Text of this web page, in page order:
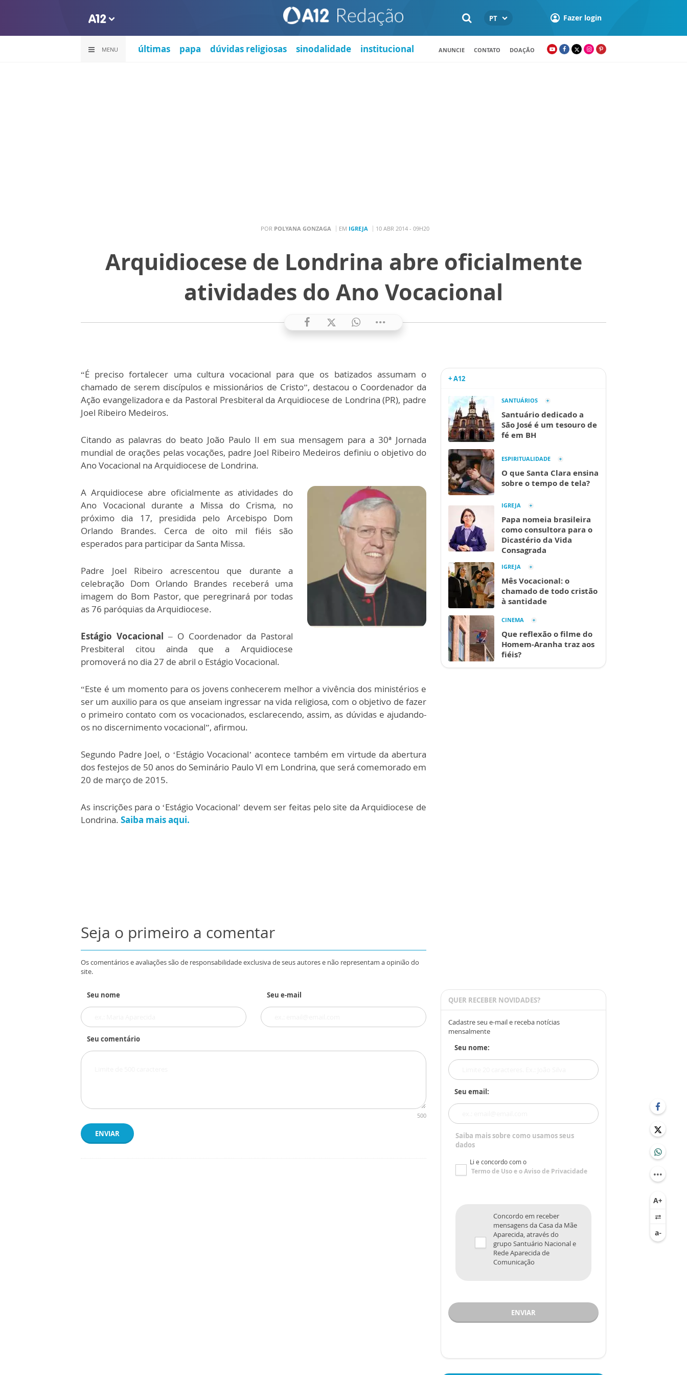
PT Fazer login
MENU últimas papa dúvidas religiosas sinodalidade institucional ANUNCIE CONTATO DOAÇÃO
POR POLYANA GONZAGA EM IGREJA 10 ABR 2014 - 09H20
Arquidiocese de Londrina abre oficialmente
atividades do Ano Vocacional
“É preciso fortalecer uma cultura vocacional para que os batizados assumam o
chamado de serem discípulos e missionários de Cristo”, destacou o Coordenador da
Ação evangelizadora e da Pastoral Presbiteral da Arquidiocese de Londrina (PR), padre
Joel Ribeiro Medeiros.
Citando as palavras do beato João Paulo II em sua mensagem para a 30ª Jornada
mundial de orações pelas vocações, padre Joel Ribeiro Medeiros definiu o objetivo do
Ano Vocacional na Arquidiocese de Londrina.
A Arquidiocese abre oficialmente as atividades do
Ano Vocacional durante a Missa do Crisma, no
próximo dia 17, presidida pelo Arcebispo Dom
Orlando Brandes. Cerca de oito mil fiéis são
esperados para participar da Santa Missa.
Padre Joel Ribeiro acrescentou que durante a
celebração Dom Orlando Brandes receberá uma
imagem do Bom Pastor, que peregrinará por todas
as 76 paróquias da Arquidiocese.
Estágio Vocacional – O Coordenador da Pastoral
Presbiteral citou ainda que a Arquidiocese
promoverá no dia 27 de abril o Estágio Vocacional.
“Este é um momento para os jovens conhecerem melhor a vivência dos ministérios e
ser um auxilio para os que anseiam ingressar na vida religiosa, com o objetivo de fazer
o primeiro contato com os vocacionados, esclarecendo, assim, as dúvidas e ajudando-
os no discernimento vocacional”, afirmou.
Segundo Padre Joel, o ‘Estágio Vocacional’ acontece também em virtude da abertura
dos festejos de 50 anos do Seminário Paulo VI em Londrina, que será comemorado em
20 de março de 2015.
As inscrições para o ‘Estágio Vocacional’ devem ser feitas pelo site da Arquidiocese de
Londrina. Saiba mais aqui.
Seja o primeiro a comentar
Os comentários e avaliações são de responsabilidade exclusiva de seus autores e não representam a opinião do
site.
Seu nome Seu e-mail
Seu comentário
500
ENVIAR
+ A12
SANTUÁRIOS
Santuário dedicado a
São José é um tesouro de
fé em BH
ESPIRITUALIDADE
O que Santa Clara ensina
sobre o tempo de tela?
IGREJA
Papa nomeia brasileira
como consultora para o
Dicastério da Vida
Consagrada
IGREJA
Mês Vocacional: o
chamado de todo cristão
à santidade
CINEMA
Que reflexão o filme do
Homem-Aranha traz aos
fiéis?
QUER RECEBER NOVIDADES?
Cadastre seu e-mail e receba notícias
mensalmente
Seu nome:
Seu email:
Saiba mais sobre como usamos seus
dados
Li e concordo com o
Termo de Usoe oAviso de Privacidade
Concordo em receber
mensagens da Casa da Mãe
Aparecida, através do
grupo Santuário Nacional e
Rede Aparecida de
Comunicação
ENVIAR